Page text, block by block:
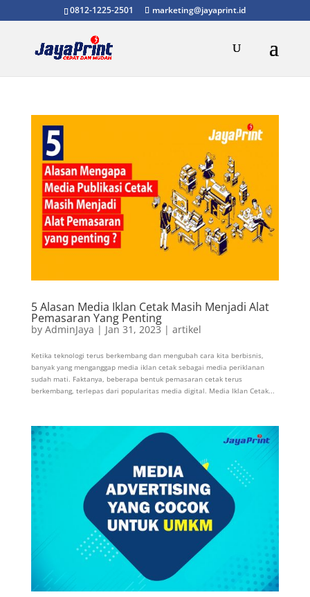
0812-1225-2501 marketing@jayaprint.id
5 Alasan Media Iklan Cetak Masih Menjadi Alat
Pemasaran Yang Penting
by AdminJaya | Jan 31, 2023 | artikel
Ketika teknologi terus berkembang dan mengubah cara kita berbisnis,
banyak yang menganggap media iklan cetak sebagai media periklanan
sudah mati. Faktanya, beberapa bentuk pemasaran cetak terus
berkembang, terlepas dari popularitas media digital. Media Iklan Cetak...